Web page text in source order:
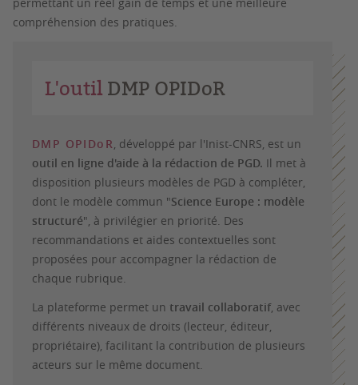
compréhension des pratiques.
L'outil DMP OPIDoR
DMP OPIDoR, développé par l'Inist-CNRS, est un
outil en ligne d'aide à la rédaction de PGD. Il met à
disposition plusieurs modèles de PGD à compléter,
dont le modèle commun "Science Europe : modèle
structuré", à privilégier en priorité. Des
recommandations et aides contextuelles sont
proposées pour accompagner la rédaction de
chaque rubrique.
La plateforme permet un travail collaboratif, avec
différents niveaux de droits (lecteur, éditeur,
propriétaire), facilitant la contribution de plusieurs
acteurs sur le même document.